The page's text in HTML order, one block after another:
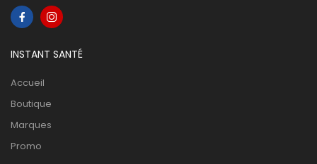
INSTANT SANTÉ
Accueil
Boutique
Marques
Promo